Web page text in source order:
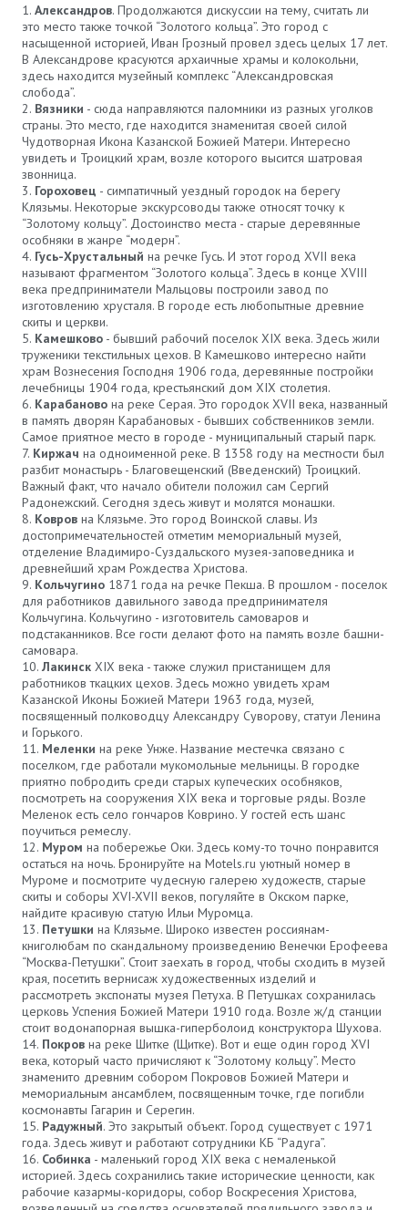
Александров. Продолжаются дискуссии на тему, считать ли
это место также точкой “Золотого кольца”. Это город с
насыщенной историей, Иван Грозный провел здесь целых 17 лет.
В Александрове красуются архаичные храмы и колокольни,
здесь находится музейный комплекс “Александровская
слобода”.
Вязники - сюда направляются паломники из разных уголков
страны. Это место, где находится знаменитая своей силой
Чудотворная Икона Казанской Божией Матери. Интересно
увидеть и Троицкий храм, возле которого высится шатровая
звонница.
Гороховец - симпатичный уездный городок на берегу
Клязьмы. Некоторые экскурсоводы также относят точку к
“Золотому кольцу”. Достоинство места - старые деревянные
особняки в жанре “модерн”.
Гусь-Хрустальный на речке Гусь. И этот город XVII века
называют фрагментом “Золотого кольца”. Здесь в конце XVIII
века предприниматели Мальцовы построили завод по
изготовлению хрусталя. В городе есть любопытные древние
скиты и церкви.
Камешково- бывший рабочий поселок XIX века. Здесь жили
труженики текстильных цехов. В Камешково интересно найти
храм Вознесения Господня 1906 года, деревянные постройки
лечебницы 1904 года, крестьянский дом XIX столетия.
Карабановона реке Серая. Это городок XVII века, названный
в память дворян Карабановых - бывших собственников земли.
Самое приятное место в городе - муниципальный старый парк.
Киржач на одноименной реке. В 1358 году на местности был
разбит монастырь - Благовещенский (Введенский) Троицкий.
Важный факт, что начало обители положил сам Сергий
Радонежский. Сегодня здесь живут и молятся монашки.
Ковровна Клязьме. Это город Воинской славы. Из
достопримечательностей отметим мемориальный музей,
отделение Владимиро-Суздальского музея-заповедника и
древнейший храм Рождества Христова.
Кольчугино1871 года на речке Пекша. В прошлом - поселок
для работников давильного завода предпринимателя
Кольчугина. Кольчугино - изготовитель самоваров и
подстаканников. Все гости делают фото на память возле башни-
самовара.
ЛакинскXIX века - также служил пристанищем для
работников ткацких цехов. Здесь можно увидеть храм
Казанской Иконы Божией Матери 1963 года, музей,
посвященный полководцу Александру Суворову, статуи Ленина
и Горького.
Меленки на реке Унже. Название местечка связано с
поселком, где работали мукомольные мельницы. В городке
приятно побродить среди старых купеческих особняков,
посмотреть на сооружения XIX века и торговые ряды. Возле
Меленок есть село гончаров Коврино. У гостей есть шанс
поучиться ремеслу.
Муром на побережье Оки. Здесь кому-то точно понравится
остаться на ночь. Бронируйте на Motels.ru уютный номер в
Муроме и посмотрите чудесную галерею художеств, старые
скиты и соборы XVI-XVII веков, погуляйте в Окском парке,
найдите красивую статую Ильи Муромца.
Петушки на Клязьме. Широко известен россиянам-
книголюбам по скандальному произведению Венечки Ерофеева
“Москва-Петушки”. Стоит заехать в город, чтобы сходить в музей
края, посетить вернисаж художественных изделий и
рассмотреть экспонаты музея Петуха. В Петушках сохранилась
церковь Успения Божией Матери 1910 года. Возле ж/д станции
стоит водонапорная вышка-гиперболоид конструктора Шухова.
Покров на реке Шитке (Щитке). Вот и еще один город XVI
века, который часто причисляют к “Золотому кольцу”. Место
знаменито древним собором Покровов Божией Матери и
мемориальным ансамблем, посвященным точке, где погибли
космонавты Гагарин и Серегин.
Радужный. Это закрытый объект. Город существует с 1971
года. Здесь живут и работают сотрудники КБ “Радуга”.
Собинка - маленький город XIX века с немаленькой
историей. Здесь сохранились такие исторические ценности, как
рабочие казармы-коридоры, собор Воскресения Христова,